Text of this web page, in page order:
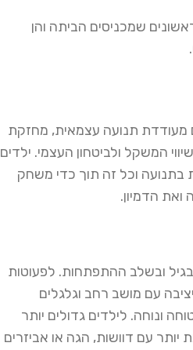
שמכניסים הביתה והן
מעודדת תנועה עצמאית, מחזקת
המשקל ולביטחון העצמי. ילדים
בתנועה וכל זה תוך כדי משחק
הדמיון.
ובשלב ההתפתחות. לפעוטות
עם מושב רחב וגלגלים
ונוחה. לילדים גדולים יותר
עם דוושות, הגה או אביזרים